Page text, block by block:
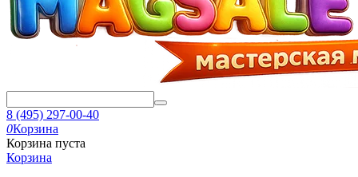
8 (495) 297-00-40
0Корзина
Корзина пуста
Корзина